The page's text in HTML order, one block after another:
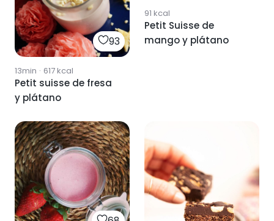
93
13min · 617kcal
Petit suisse de fresa
y plátano
91 kcal
Petit Suisse de
mango y plátano